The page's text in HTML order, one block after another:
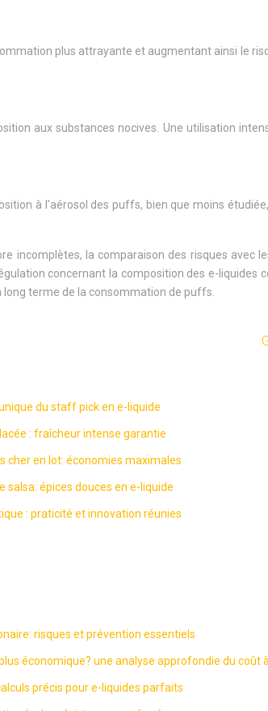
plus attrayante et augmentant ainsi le
aux substances nocives. Une utilisation
à l’aérosol des puffs, bien que moins
la comparaison des risques avec
concernant la composition des e-
terme de la consommation de puffs.
du staff pick en e-liquide
: fraîcheur intense garantie
cher en lot: économies maximales
salsa: épices douces en e-liquide
: praticité et innovation réunies
risques et prévention essentiels
économique? une analyse approfondie du coût
précis pour e-liquides parfaits